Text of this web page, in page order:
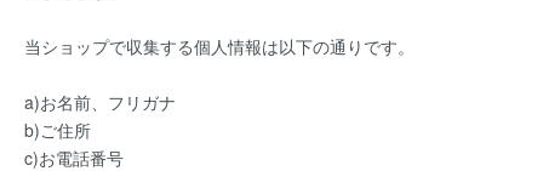
当ショップで収集する個人情報は以下の通りです。
a)お名前、フリガナ
b)ご住所
c)お電話番号